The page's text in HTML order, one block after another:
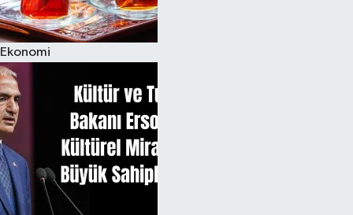
Ekonomi